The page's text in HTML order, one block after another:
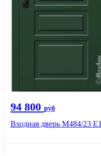
94 800 руб
Входная дверь М484/23 Е1